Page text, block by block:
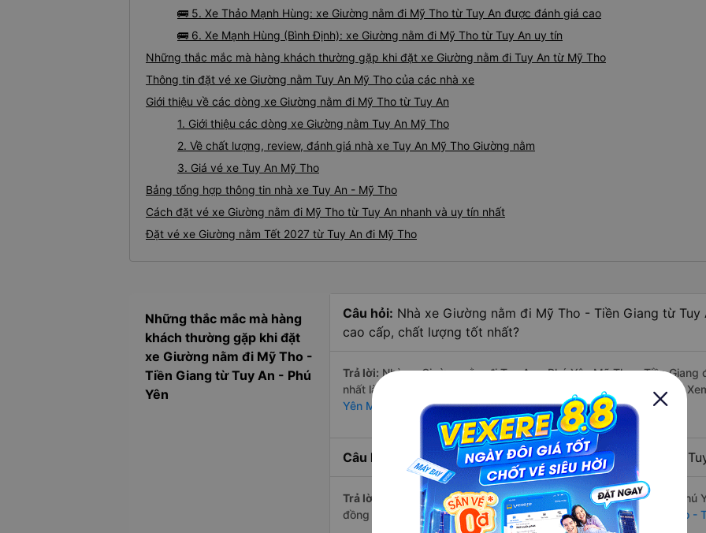
thực sự hy vọng rằng trong
thường xuyên theo lịch
🚌 5. Xe Thảo Mạnh Hùng: xe Giường nằm đi Mỹ Tho từ Tuy An được đánh giá cao
🚌 6. Xe Mạnh Hùng (Bình Định): xe Giường nằm đi Mỹ Tho từ Tuy An uy tín
Những thắc mắc mà hàng khách thường gặp khi đặt xe Giường nằm đi Tuy An từ Mỹ Tho
Thông tin đặt vé xe Giường nằm Tuy An Mỹ Tho của các nhà xe
Giới thiệu về các dòng xe Giường nằm đi Mỹ Tho từ Tuy An
1. Giới thiệu các dòng xe Giường nằm Tuy An Mỹ Tho
2. Về chất lượng, review, đánh giá nhà xe Tuy An Mỹ Tho Giường nằm
3. Giá vé xe Tuy An Mỹ Tho
Bảng tổng hợp thông tin nhà xe Tuy An - Mỹ Tho
Cách đặt vé xe Giường nằm đi Mỹ Tho từ Tuy An nhanh và uy tín nhất
Đặt vé xe Giường nằm Tết 2027 từ Tuy An đi Mỹ Tho
Những thắc mắc mà hàng
khách thường gặp khi đặt
xe Giường nằm đi Mỹ Tho -
Tiền Giang từ Tuy An - Phú
Yên
Câu hỏi: Nhà xe Giường nằm đi Mỹ Tho - Tiền Giang từ
cao cấp, chất lượng tốt nhất?
Trả lời: Nhà xe Giường nằm đi Tuy An - Phú Yên Mỹ Tho - Tiền
nhất là những nhà xe Trọng Thủy Limousine, Mai Quyên, Dũng Lệ.
Yên Mỹ Tho - Tiền Giang
Câu hỏi: Hãng Xe Giường nằm đi Mỹ Tho - Tiền Giang từ
Trả lời:
Hãng xe Giường nằm đi Mỹ Tho - Tiền Giang từ Tuy An -
đồng của nhà xe Mai Quyên. Xem danh sách đầy đủ:Xe đi Mỹ Tho -